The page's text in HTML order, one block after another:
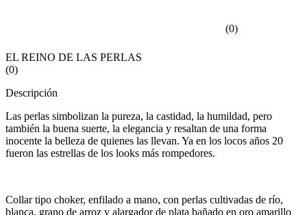
(0)
EL REINO DE LAS PERLAS
(0)
Descripción
Las perlas simbolizan la pureza, la castidad, la humildad, pero
también la buena suerte, la elegancia y resaltan de una forma
inocente la belleza de quienes las llevan. Ya en los locos años 20
fueron las estrellas de los looks más rompedores.
Collar tipo choker, enfilado a mano, con perlas cultivadas de río,
blanca, grano de arroz y alargador de plata bañado en oro amarillo